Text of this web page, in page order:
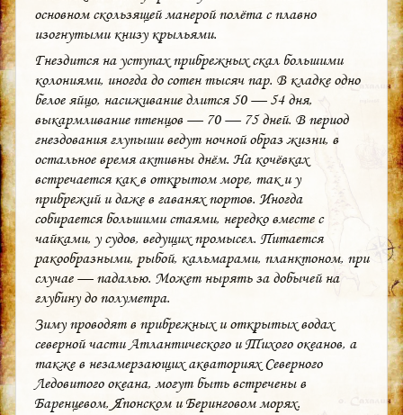
основном скользящей манерой полёта с плавно
изогнутыми книзу крыльями.
Гнездится на уступах прибрежных скал большими
колониями, иногда до сотен тысяч пар. В кладке одно
белое яйцо, насиживание длится 50 — 54 дня,
выкармливание птенцов — 70 — 75 дней. В период
гнездования глупыши ведут ночной образ жизни, в
остальное время активны днём. На кочёвках
встречается как в открытом море, так и у
прибрежий и даже в гаванях портов. Иногда
собирается большими стаями, нередко вместе с
чайками, у судов, ведущих промысел. Питается
ракообразными, рыбой, кальмарами, планктоном, при
случае — падалью. Может нырять за добычей на
глубину до полуметра.
Зиму проводят в прибрежных и открытых водах
северной части Атлантического и Тихого океанов, а
также в незамерзающих акваториях Северного
Ледовитого океана, могут быть встречены в
Баренцевом, Японском и Беринговом морях.